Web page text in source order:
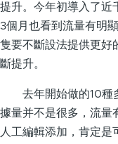
提升。今年初導入了近
3個月也看到流量有明
隻要不斷設法提供更好
斷提升。
去年開始做的10種多
據量并不是很多，流量
人工編輯添加，肯定是